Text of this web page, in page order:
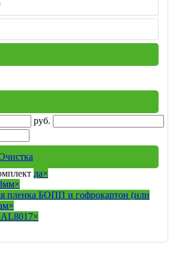
руб.
да×
×
пленка БОПП и гофрокартон (или
×
×